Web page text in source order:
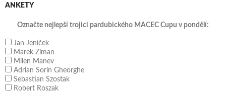
ANKETY
Označte nejlepší trojici pardubického MACEC Cupu v pondělí:
Jan Jeníček
Marek Ziman
Milen Manev
Adrian Sorin Gheorghe
Sebastian Szostak
Robert Roszak